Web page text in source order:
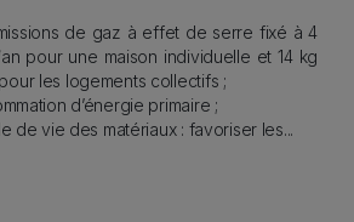
de gaz à effet de serre fixé à 4
pour une maison individuelle et 14 kg
les logements collectifs ;
d’énergie primaire ;
de vie des matériaux : favoriser les...